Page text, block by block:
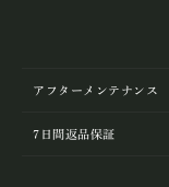
アフターメンテナンス
7日間返品保証